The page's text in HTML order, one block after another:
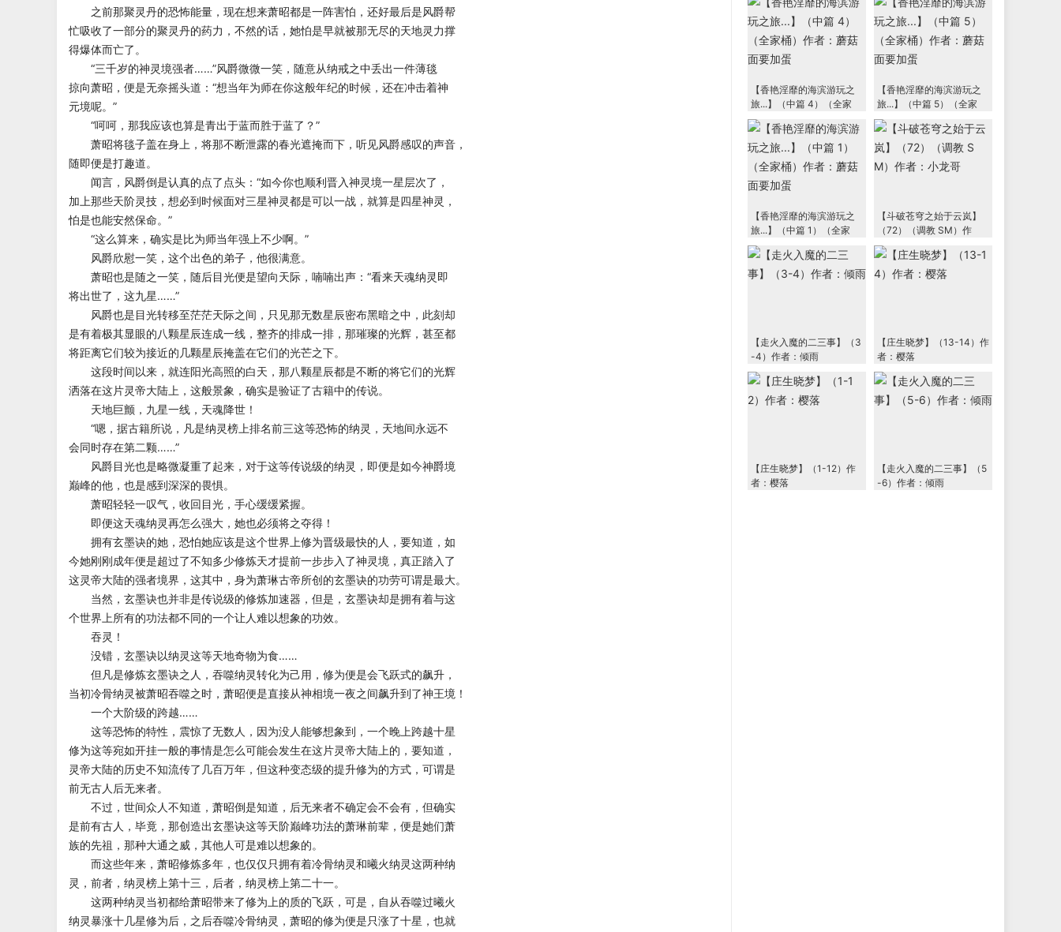
之前那聚灵丹的恐怖能量，现在想来萧昭都是一阵害怕，还好最后是风爵帮
忙吸收了一部分的聚灵丹的药力，不然的话，她怕是早就被那无尽的天地灵力撑
得爆体而亡了。
“三千岁的神灵境强者……”风爵微微一笑，随意从纳戒之中丢出一件薄毯
掠向萧昭，便是无奈摇头道：“想当年为师在你这般年纪的时候，还在冲击着神
元境呢。”
“呵呵，那我应该也算是青出于蓝而胜于蓝了？”
萧昭将毯子盖在身上，将那不断泄露的春光遮掩而下，听见风爵感叹的声音，
随即便是打趣道。
闻言，风爵倒是认真的点了点头：“如今你也顺利晋入神灵境一星层次了，
加上那些天阶灵技，想必到时候面对三星神灵都是可以一战，就算是四星神灵，
怕是也能安然保命。”
“这么算来，确实是比为师当年强上不少啊。”
风爵欣慰一笑，这个出色的弟子，他很满意。
萧昭也是随之一笑，随后目光便是望向天际，喃喃出声：“看来天魂纳灵即
将出世了，这九星……”
风爵也是目光转移至茫茫天际之间，只见那无数星辰密布黑暗之中，此刻却
是有着极其显眼的八颗星辰连成一线，整齐的排成一排，那璀璨的光辉，甚至都
将距离它们较为接近的几颗星辰掩盖在它们的光芒之下。
这段时间以来，就连阳光高照的白天，那八颗星辰都是不断的将它们的光辉
洒落在这片灵帝大陆上，这般景象，确实是验证了古籍中的传说。
天地巨颤，九星一线，天魂降世！
“嗯，据古籍所说，凡是纳灵榜上排名前三这等恐怖的纳灵，天地间永远不
会同时存在第二颗……”
风爵目光也是略微凝重了起来，对于这等传说级的纳灵，即便是如今神爵境
巅峰的他，也是感到深深的畏惧。
萧昭轻轻一叹气，收回目光，手心缓缓紧握。
即便这天魂纳灵再怎么强大，她也必须将之夺得！
拥有玄墨诀的她，恐怕她应该是这个世界上修为晋级最快的人，要知道，如
今她刚刚成年便是超过了不知多少修炼天才提前一步步入了神灵境，真正踏入了
这灵帝大陆的强者境界，这其中，身为萧琳古帝所创的玄墨诀的功劳可谓是最大。
当然，玄墨诀也并非是传说级的修炼加速器，但是，玄墨诀却是拥有着与这
个世界上所有的功法都不同的一个让人难以想象的功效。
吞灵！
没错，玄墨诀以纳灵这等天地奇物为食……
但凡是修炼玄墨诀之人，吞噬纳灵转化为己用，修为便是会飞跃式的飙升，
当初冷骨纳灵被萧昭吞噬之时，萧昭便是直接从神相境一夜之间飙升到了神王境！
一个大阶级的跨越……
这等恐怖的特性，震惊了无数人，因为没人能够想象到，一个晚上跨越十星
修为这等宛如开挂一般的事情是怎么可能会发生在这片灵帝大陆上的，要知道，
灵帝大陆的历史不知流传了几百万年，但这种变态级的提升修为的方式，可谓是
前无古人后无来者。
不过，世间众人不知道，萧昭倒是知道，后无来者不确定会不会有，但确实
是前有古人，毕竟，那创造出玄墨诀这等天阶巅峰功法的萧琳前辈，便是她们萧
族的先祖，那种大通之威，其他人可是难以想象的。
而这些年来，萧昭修炼多年，也仅仅只拥有着冷骨纳灵和曦火纳灵这两种纳
灵，前者，纳灵榜上第十三，后者，纳灵榜上第二十一。
这两种纳灵当初都给萧昭带来了修为上的质的飞跃，可是，自从吞噬过曦火
纳灵暴涨十几星修为后，之后吞噬冷骨纳灵，萧昭的修为便是只涨了十星，也就
【香艳淫靡的海滨游玩之
旅...】（中篇 4）（全家
桶）作者：蘑菇面要加蛋
【香艳淫靡的海滨游玩之
旅...】（中篇 5）（全家
桶）作者：蘑菇面要加蛋
【香艳淫靡的海滨游玩之
旅...】（中篇 1）（全家
桶）作者：蘑菇面要加蛋
【斗破苍穹之始于云岚】
（72）（调教 SM）作
者：小龙哥
【走火入魔的二三事】（3
-4）作者：倾雨
【庄生晓梦】（13-14）作
者：樱落
【庄生晓梦】（1-12）作
者：樱落
【走火入魔的二三事】（5
-6）作者：倾雨